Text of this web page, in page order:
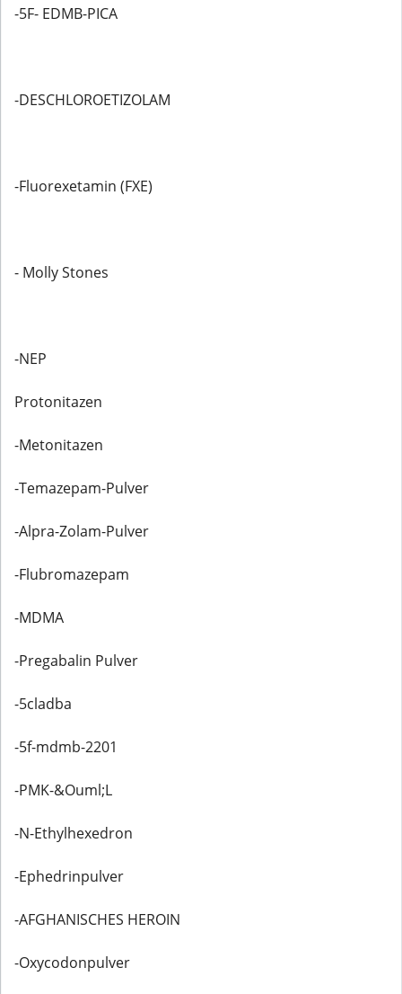
-5F- EDMB-PICA
-DESCHLOROETIZOLAM
-Fluorexetamin (FXE)
- Molly Stones
-NEP
Protonitazen
-Metonitazen
-Temazepam-Pulver
-Alpra-Zolam-Pulver
-Flubromazepam
-MDMA
-Pregabalin Pulver
-5cladba
-5f-mdmb-2201
-PMK-&Ouml;L
-N-Ethylhexedron
-Ephedrinpulver
-AFGHANISCHES HEROIN
-Oxycodonpulver